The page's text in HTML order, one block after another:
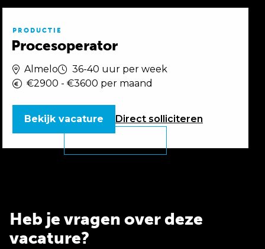
PRODUCTIE
Procesoperator
Almelo
36-40 uur per week
€2900 - €3600 per maand
Direct solliciteren
Bekijk vacature
Heb je vragen over deze
vacature?